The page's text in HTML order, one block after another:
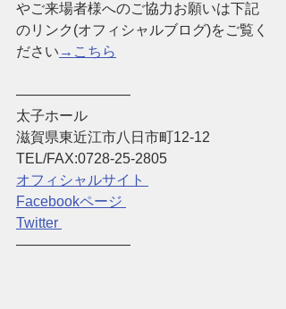
やご来場者様へのご協力お願いは下記
のリンク(オフィシャルブログ)をご覧く
ださい →こちら
――――――――
太子ホール
滋賀県東近江市八日市町12-12
TEL/FAX:0728-25-2805
オフィシャルサイト
Facebookページ
Twitter
――――――――